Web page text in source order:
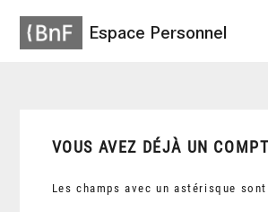
Espace Personnel
VOUS AVEZ DÉJÀ UN
Les champs avec un astérisque